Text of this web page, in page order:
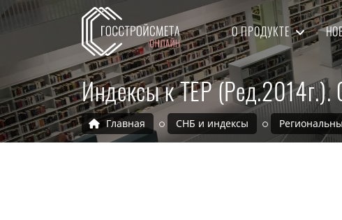
О ПРОДУКТЕ
Индексы к ТЕР (Ред.2014г.).
Главная СНБ и индексы